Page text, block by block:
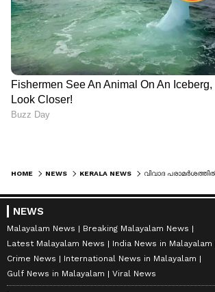
HOME NEWS KERALA NEWS
NEWS
Malayalam News
Breaking Malayalam News
Latest Malayalam News
India News in Malayalam
Crime News
International News in Malayalam
Gulf News in Malayalam
Viral News